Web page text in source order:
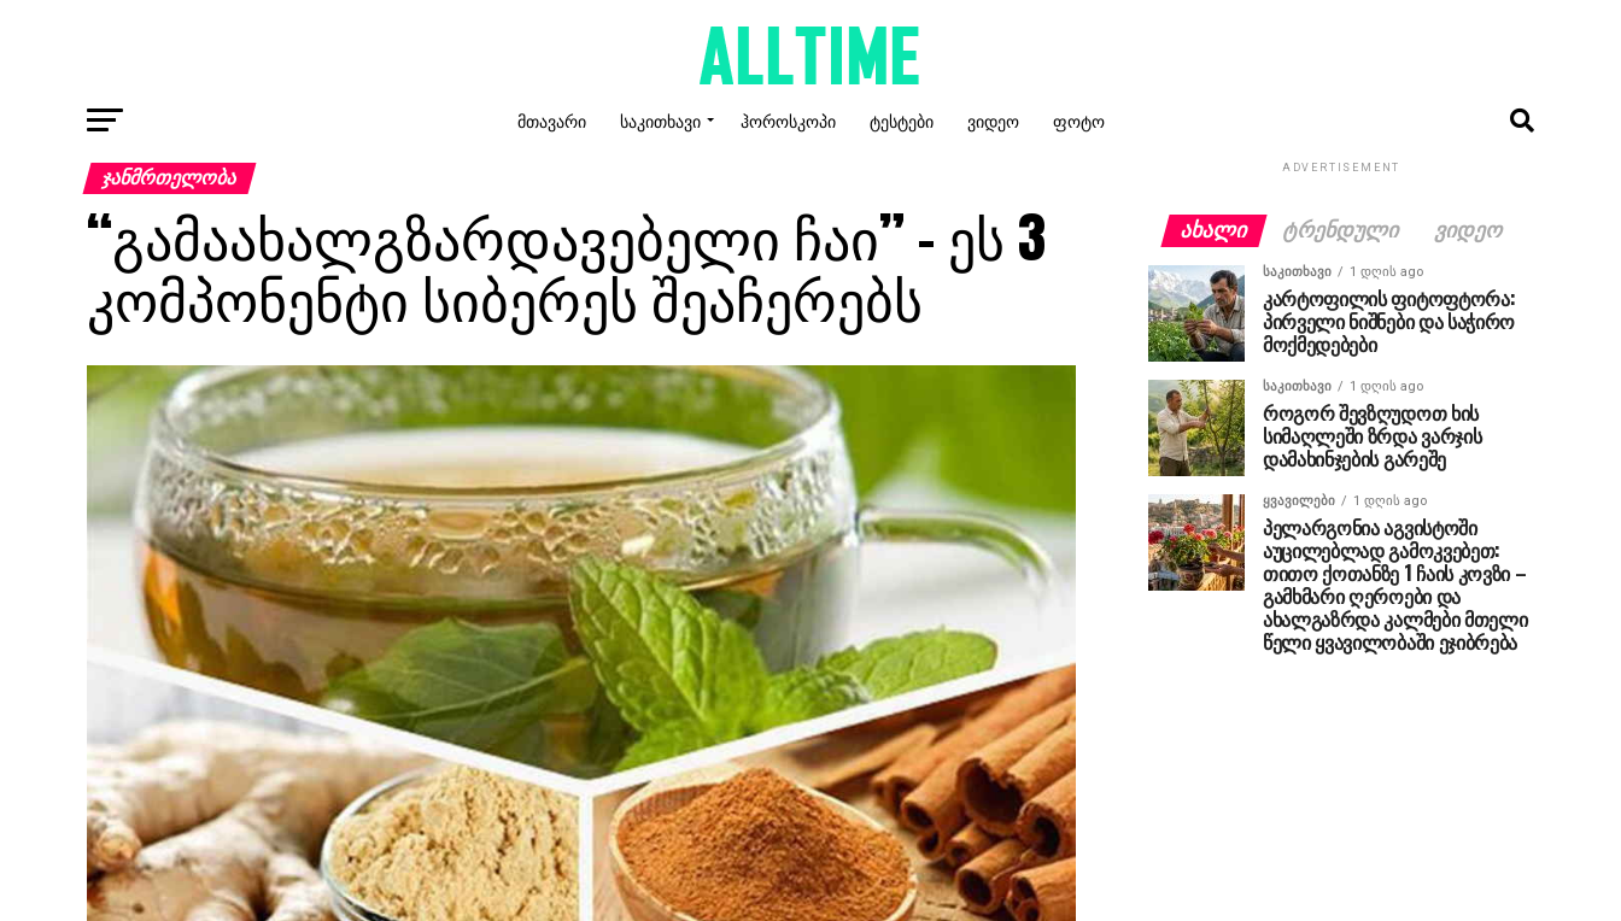
ᲛᲗᲐᲕᲐᲠᲘ ᲡᲐᲙᲘᲗᲮᲐᲕᲘ ᲰᲝᲠᲝᲡᲙᲝᲞᲘ ᲢᲔᲡᲢᲔᲑᲘ ᲕᲘᲓᲔᲝ ᲤᲝᲢᲝ
ᲯᲐᲜᲛᲠᲗᲔᲚᲝᲑᲐ
“გამაახალგზარდავებელი ჩაი” – ეს 3
კომპონენტი სიბერეს შეაჩერებს
ADVERTISEMENT
ᲐᲮᲐᲚᲘ ᲢᲠᲔᲜᲓᲣᲚᲘ ᲕᲘᲓᲔᲝ
ᲡᲐᲙᲘᲗᲮᲐᲕᲘ 1 დღის ago
კარტოფილის ფიტოფტორა:
პირველი ნიშნები და საჭირო
მოქმედებები
ᲡᲐᲙᲘᲗᲮᲐᲕᲘ 1 დღის ago
როგორ შევზღუდოთ ხის
სიმაღლეში ზრდა ვარჯის
დამახინჯების გარეშე
ᲧᲕᲐᲕᲘᲚᲔᲑᲘ 1 დღის ago
პელარგონია აგვისტოში
აუცილებლად გამოკვებეთ:
თითო ქოთანზე 1 ჩაის კოვზი –
გამხმარი ღეროები და
ახალგაზრდა კალმები მთელი
წელი ყვავილობაში ეჯიბრება